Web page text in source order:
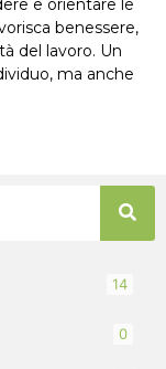
benessere,
del lavoro. Un
ma anche
14
0